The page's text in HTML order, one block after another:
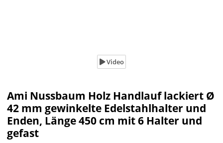
Video
Ami Nussbaum Holz Handlauf lackiert Ø
42 mm gewinkelte Edelstahlhalter und
Enden, Länge 450 cm mit 6 Halter und
gefast